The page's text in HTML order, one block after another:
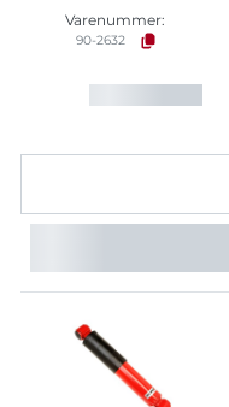
Varenummer:
90-2632